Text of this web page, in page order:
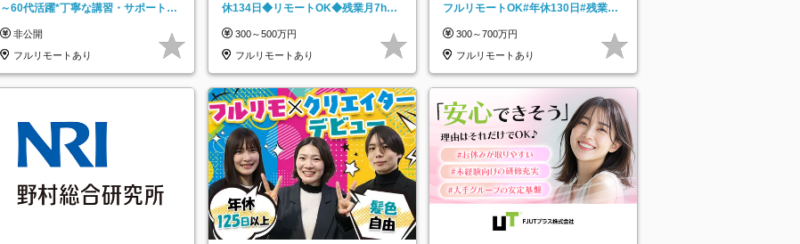
～60代活躍*丁寧な講習・サポートあ
託
非公開
フルリモートあり
休134日◆リモートOK◆残業月7h以
300～500万円
フルリモートあり
フルリモートOK#年休130日#残業月
300～700万円
フルリモートあり